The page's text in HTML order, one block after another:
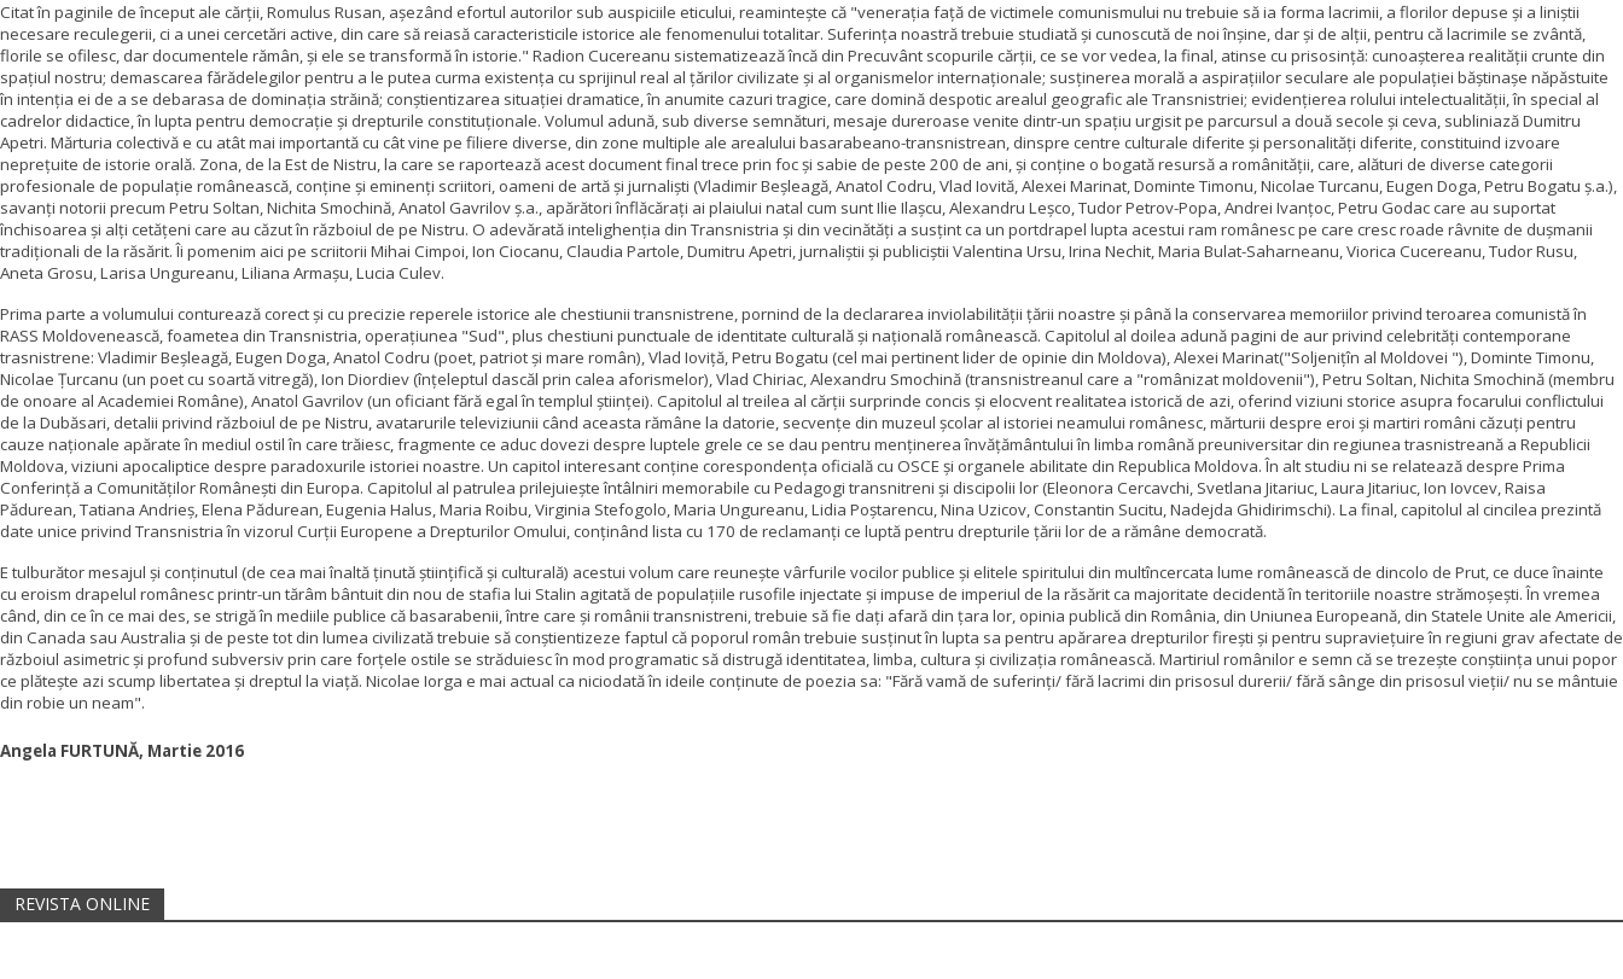
Citat în paginile de început ale cărții, Romulus Rusan, așezând efortul autorilor sub auspiciile eticului, reamintește că "venerația față de victimele comunismului nu trebuie să ia forma lacrimii, a florilor depuse și a liniștii
necesare reculegerii, ci a unei cercetări active, din care să reiasă caracteristicile istorice ale fenomenului totalitar. Suferința noastră trebuie studiată și cunoscută de noi înșine, dar și de alții, pentru că lacrimile se zvântă,
florile se ofilesc, dar documentele rămân, și ele se transformă în istorie." Radion Cucereanu sistematizează încă din Precuvânt scopurile cărții, ce se vor vedea, la final, atinse cu prisosință: cunoașterea realității crunte din
spațiul nostru; demascarea fărădelegilor pentru a le putea curma existența cu sprijinul real al țărilor civilizate și al organismelor internaționale; susținerea morală a aspirațiilor seculare ale populației băștinașe năpăstuite
în intenția ei de a se debarasa de dominația străină; conștientizarea situației dramatice, în anumite cazuri tragice, care domină despotic arealul geografic ale Transnistriei; evidențierea rolului intelectualității, în special al
cadrelor didactice, în lupta pentru democrație și drepturile constituționale. Volumul adună, sub diverse semnături, mesaje dureroase venite dintr-un spațiu urgisit pe parcursul a două secole și ceva, subliniază Dumitru
Apetri. Mărturia colectivă e cu atât mai importantă cu cât vine pe filiere diverse, din zone multiple ale arealului basarabeano-transnistrean, dinspre centre culturale diferite și personalități diferite, constituind izvoare
neprețuite de istorie orală. Zona, de la Est de Nistru, la care se raportează acest document final trece prin foc și sabie de peste 200 de ani, și conține o bogată resursă a românității, care, alături de diverse categorii
profesionale de populație românească, conține și eminenți scriitori, oameni de artă și jurnaliști (Vladimir Beșleagă, Anatol Codru, Vlad Iovită, Alexei Marinat, Dominte Timonu, Nicolae Turcanu, Eugen Doga, Petru Bogatu ș.a.),
savanți notorii precum Petru Soltan, Nichita Smochină, Anatol Gavrilov ș.a., apărători înflăcărați ai plaiului natal cum sunt Ilie Ilașcu, Alexandru Leșco, Tudor Petrov-Popa, Andrei Ivanțoc, Petru Godac care au suportat
închisoarea și alți cetățeni care au căzut în războiul de pe Nistru. O adevărată intelighenția din Transnistria și din vecinătăți a susțint ca un portdrapel lupta acestui ram românesc pe care cresc roade râvnite de dușmanii
tradiționali de la răsărit. Îi pomenim aici pe scriitorii Mihai Cimpoi, Ion Ciocanu, Claudia Partole, Dumitru Apetri, jurnaliștii și publiciștii Valentina Ursu, Irina Nechit, Maria Bulat-Saharneanu, Viorica Cucereanu, Tudor Rusu,
Aneta Grosu, Larisa Ungureanu, Liliana Armașu, Lucia Culev.
Prima parte a volumului conturează corect și cu precizie reperele istorice ale chestiunii transnistrene, pornind de la declararea inviolabilității țării noastre și până la conservarea memoriilor privind teroarea comunistă în
RASS Moldovenească, foametea din Transnistria, operațiunea "Sud", plus chestiuni punctuale de identitate culturală și națională românească. Capitolul al doilea adună pagini de aur privind celebrități contemporane
trasnistrene: Vladimir Beșleagă, Eugen Doga, Anatol Codru (poet, patriot și mare român), Vlad Ioviță, Petru Bogatu (cel mai pertinent lider de opinie din Moldova), Alexei Marinat("Soljenițîn al Moldovei "), Dominte Timonu,
Nicolae Țurcanu (un poet cu soartă vitregă), Ion Diordiev (înțeleptul dascăl prin calea aforismelor), Vlad Chiriac, Alexandru Smochină (transnistreanul care a "românizat moldovenii"), Petru Soltan, Nichita Smochină (membru
de onoare al Academiei Române), Anatol Gavrilov (un oficiant fără egal în templul științei). Capitolul al treilea al cărții surprinde concis și elocvent realitatea istorică de azi, oferind viziuni storice asupra focarului conflictului
de la Dubăsari, detalii privind războiul de pe Nistru, avatarurile televiziunii când aceasta rămâne la datorie, secvențe din muzeul școlar al istoriei neamului românesc, mărturii despre eroi și martiri români căzuți pentru
cauze naționale apărate în mediul ostil în care trăiesc, fragmente ce aduc dovezi despre luptele grele ce se dau pentru menținerea învățământului în limba română preuniversitar din regiunea trasnistreană a Republicii
Moldova, viziuni apocaliptice despre paradoxurile istoriei noastre. Un capitol interesant conține corespondența oficială cu OSCE și organele abilitate din Republica Moldova. În alt studiu ni se relatează despre Prima
Conferință a Comunităților Românești din Europa. Capitolul al patrulea prilejuiește întâlniri memorabile cu Pedagogi transnitreni și discipolii lor (Eleonora Cercavchi, Svetlana Jitariuc, Laura Jitariuc, Ion Iovcev, Raisa
Pădurean, Tatiana Andrieș, Elena Pădurean, Eugenia Halus, Maria Roibu, Virginia Stefogolo, Maria Ungureanu, Lidia Poștarencu, Nina Uzicov, Constantin Sucitu, Nadejda Ghidirimschi). La final, capitolul al cincilea prezintă
date unice privind Transnistria în vizorul Curții Europene a Drepturilor Omului, conținând lista cu 170 de reclamanți ce luptă pentru drepturile țării lor de a rămâne democrată.
E tulburător mesajul și conținutul (de cea mai înaltă ținută științifică și culturală) acestui volum care reunește vârfurile vocilor publice și elitele spiritului din multîncercata lume românească de dincolo de Prut, ce duce înainte
cu eroism drapelul românesc printr-un tărâm bântuit din nou de stafia lui Stalin agitată de populațiile rusofile injectate și impuse de imperiul de la răsărit ca majoritate decidentă în teritoriile noastre strămoșești. În vremea
când, din ce în ce mai des, se strigă în mediile publice că basarabenii, între care și românii transnistreni, trebuie să fie dați afară din țara lor, opinia publică din România, din Uniunea Europeană, din Statele Unite ale Americii,
din Canada sau Australia și de peste tot din lumea civilizată trebuie să conștientizeze faptul că poporul român trebuie susținut în lupta sa pentru apărarea drepturilor firești și pentru supraviețuire în regiuni grav afectate de
războiul asimetric și profund subversiv prin care forțele ostile se străduiesc în mod programatic să distrugă identitatea, limba, cultura și civilizația românească. Martiriul românilor e semn că se trezește conștiința unui popor
ce plătește azi scump libertatea și dreptul la viață. Nicolae Iorga e mai actual ca niciodată în ideile conținute de poezia sa: "Fără vamă de suferinți/ fără lacrimi din prisosul durerii/ fără sânge din prisosul vieții/ nu se mântuie
din robie un neam".
Angela FURTUNĂ, Martie 2016
REVISTA ONLINE